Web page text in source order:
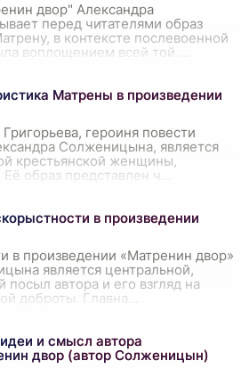
двор" Александра
перед читателями образ
в контексте послевоенной
воплощением всей той
Матрены в произведении
героиня повести
Солженицына, является
крестьянской женщины,
образ представлен ч
в произведении
в произведении «Матренин двор»
является центральной,
автора и его взгляд на
доброты. Главна
и смысл автора
двор (автор Солженицын)